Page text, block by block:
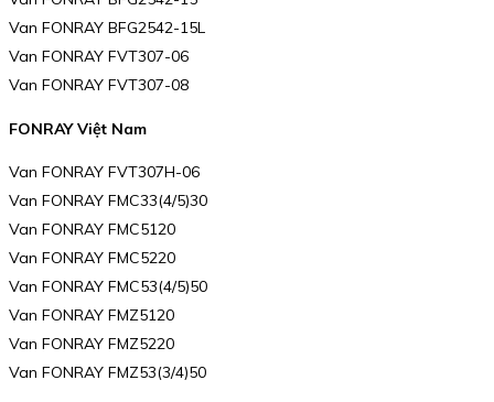
Van FONRAY BFG2542-15L
Van FONRAY FVT307-06
Van FONRAY FVT307-08
FONRAY Việt Nam
Van FONRAY FVT307H-06
Van FONRAY FMC33(4/5)30
Van FONRAY FMC5120
Van FONRAY FMC5220
Van FONRAY FMC53(4/5)50
Van FONRAY FMZ5120
Van FONRAY FMZ5220
Van FONRAY FMZ53(3/4)50